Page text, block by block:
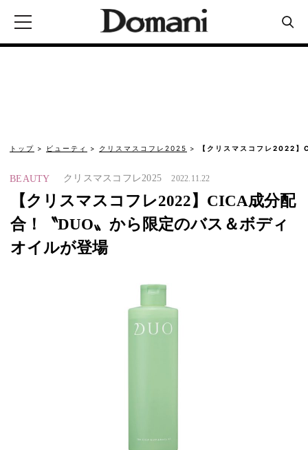
トップ ビューティ クリスマスコフレ2025 【クリスマスコフレ2022
BEAUTY クリスマスコフレ2025 2022.11.22
【クリスマスコフレ2022】CICA成分配
合！〝DUO〟から限定のバス＆ボディ
オイルが登場